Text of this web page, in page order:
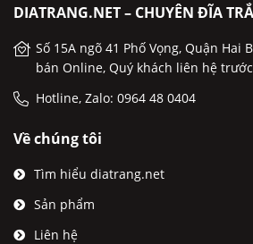
DIATRANG.NET – CHUYÊN ĐĨA
Số 15A ngõ 41 Phố Vọng, Quận Hai
bán Online, Quý khách liên hệ
Hotline, Zalo: 0964 48 0404
Về chúng tôi
Tìm hiểu diatrang.net
Sản phẩm
Liên hệ